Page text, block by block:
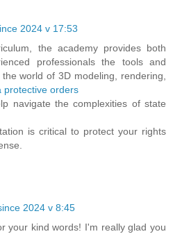
2024 v 17:53
the academy provides both
professionals the tools and
world of 3D modeling, rendering,
protective orders
navigate the complexities of state
is critical to protect your rights
2024 v 8:45
your kind words! I'm really glad you